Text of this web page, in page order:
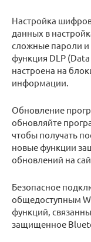
Настройка
данных в
сложные пароли и
функция DLP
настроена на
информации.
Обновление
обновляйте
чтобы получать
новые функции
обновлений на
Безопасное
общедоступным
функций,
защищенное